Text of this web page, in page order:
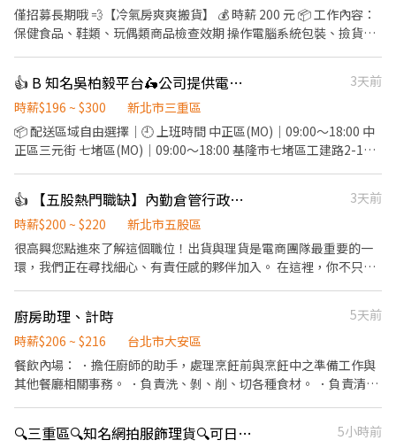
僅招募長期哦 💨【冷氣房爽爽搬貨】 💰 時薪 200 元 📦 工作內容：
保健食品、鞋類、玩偶類商品檢查效期 操作電腦系統包裝、撿貨、
班~ 📍 地點：新北市五股區登林路 有提供機車停車位 🎁職務亮點：
冷氣房工作，夏天不怕熱 穩定大廠，工作安心 勞健保、勞退完整保
障 無仲介費、無服務費，薪水都是你的~ ♥應徵流程 填寫線上履歷
>>參加視訊面試>>順利錄取安排報到上班 炎炎夏日☀免費冷氣任你
言 :姓名/電話/應徵工作截圖
👍 B 知名吳柏毅平台🛵公司提供電動機車、保底+獎金
3天前
時薪$196 ~ $300
新北市三重區
📦 配送區域自由選擇｜🕘 上班時間 中正區(MO)｜09:00～18:00 中
正區三元街 七堵區(MO)｜09:00～18:00 基隆市七堵區工建路2-1號
(PC)｜08:00～17:00 三重區環河南路228號 三重區(PC)｜09:00～
18:00 三重區環河南路228號 蘆洲區(PC))｜08:00～17:00 三重區環
河南路228號 ) 大安區(PC))｜信義區松德路257號 永和區(PC)｜ 中
和區圓通路435巷3-15號 💰 制度： 35K 加上各種激勵獎金、全勤獎
你： 想穩定賺高薪 動作快、時間觀念好 想多接多賺、越跑越順！ ⚡
高薪直送你的口袋！ 👉 名額有限，快來加入我們吧！
👍 【五股熱門職缺】內勤倉管行政｜工作環境佳｜時薪200-220｜可現領週領
3天前
時薪$200 ~ $220
新北市五股區
很高興您點進來了解這個職位！出貨與理貨是電商團隊最重要的一
環，我們正在尋找細心、有責任感的夥伴加入。 在這裡，你不只是
我們將逐步培訓你參與「客服與行政」作業，讓你的職涯技能持續
升級！ 【你的主要任務：階段性成長】 📦 第一階段：倉儲理貨與品
質把關（打好基本功） 精準出貨：負責日常進出貨作業、揀貨與包
貨，確保商品準確送達客戶手中。 品質控管：執行產品品管檢查。
業。 💻 第二階段：行政營運與客服支援（技能再升級） 數據與表
廚房助理、計時
5天前
時薪$206 ~ $216
台北市大安區
餐飲內場： ．擔任廚師的助手，處理烹飪前與烹飪中之準備工作與
其他餐廳相關事務。 ．負責洗、剝、削、切各種食材。 ．負責清理
🔍三重區🔍知名網拍服飾理貨🔍可日領週領🔍快速報名➕@484aymca 5小時前